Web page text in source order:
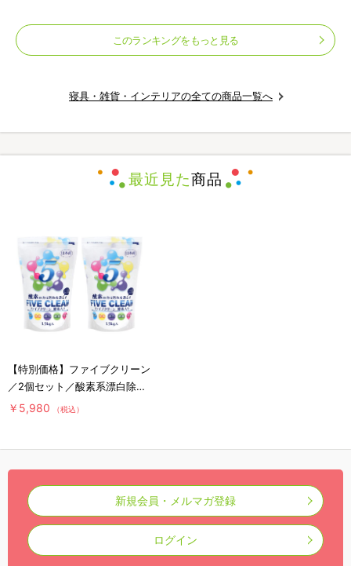
このランキングをもっと見る
寝具・雑貨・インテリアの全ての商品一覧へ
最近見た商品
【特別価格】ファイブクリーン
／2個セット／酸素系漂白除菌
洗浄剤(送料無料)
￥5,980 （税込）
新規会員・メルマガ登録
ログイン